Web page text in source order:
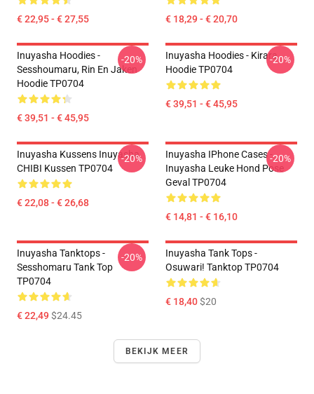
€ 22,95 - € 27,55 € 18,29 - € 20,70
Inuyasha Hoodies -
Sesshoumaru, Rin En Jaken
Hoodie TP0704
€ 39,51 - € 45,95
-20%
Inuyasha Hoodies - Kirara
Hoodie TP0704
€ 39,51 - € 45,95
-20%
Inuyasha Kussens Inuyasha
CHIBI Kussen TP0704
€ 22,08 - € 26,68
-20%
Inuyasha IPhone Cases -
Inuyasha Leuke Hond Pose
Geval TP0704
€ 14,81 - € 16,10
-20%
Inuyasha Tanktops -
Sesshomaru Tank Top
TP0704
€ 22,49$24.45
-20%
Inuyasha Tank Tops -
Osuwari! Tanktop TP0704
€ 18,40$20
BEKIJK MEER